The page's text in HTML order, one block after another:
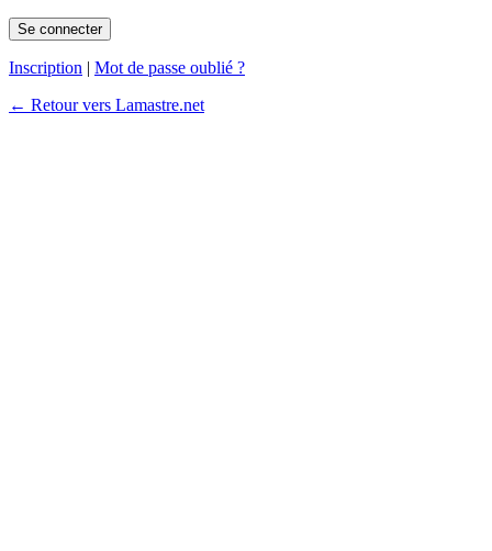
Inscription | Mot de passe oublié ?
← Retour vers Lamastre.net